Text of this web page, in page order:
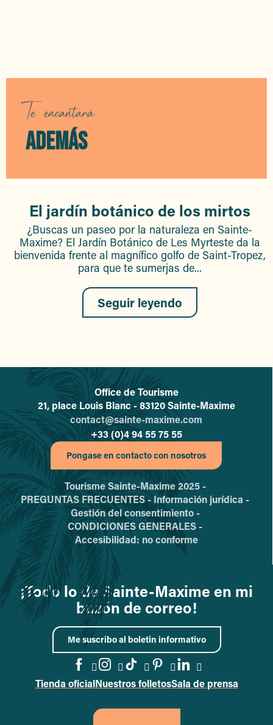
Te encantará
ADEMÁS
El jardín botánico de los mirtos
¿Buscas un paseo por la naturaleza en Sainte-
Maxime? El Jardín Botánico de Les Myrteste da la
bienvenida frente al magnífico golfo de Saint-Tropez,
para que te sumerjas de...
Seguir leyendo
L'office de tourisme de Sainte-
Office de Tourisme
21, place Louis Blanc - 83120 Sainte-Maxime
contact@sainte-maxime.com
+33 (0)4 94 55 75 55
Pongase en contacto con nosotros
Tourisme Sainte-Maxime 2025 -
PREGUNTAS FRECUENTES - Información jurídica -
Gestión del consentimiento -
CONDICIONES GENERALES -
Accesibilidad: no conforme
¡Todo lo de Sainte-Maxime en mi
buzón de correo!
Me suscribo al boletin informativo
Acceder a la página de
Acceder a la página de
Acceder a la página
Acceder a la
Acceder a la
Tienda oficialNuestros folletosSala de prensa